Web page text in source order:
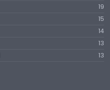
19
15
14
13
13